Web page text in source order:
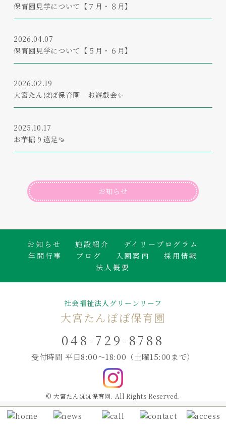
保育園見学について【７月・８月】
2026.04.07
保育園見学について【５月・６月】
2026.02.19
大宮たんぽぽ保育園 お遊戯会✨
2025.10.17
お芋掘り遠足🍠
お知らせ
お知らせ 施設紹介
デイリープログラム
年間行事
ブログ 入園案内
採用情報
法人概要
社会福祉法人グリーンリーフ
大宮たんぽぽ保育園
048-729-8788
受付時間 平日8:00～18:00 （土曜15:00まで）
© 大宮たんぽぽ保育園. All Rights Reserved.